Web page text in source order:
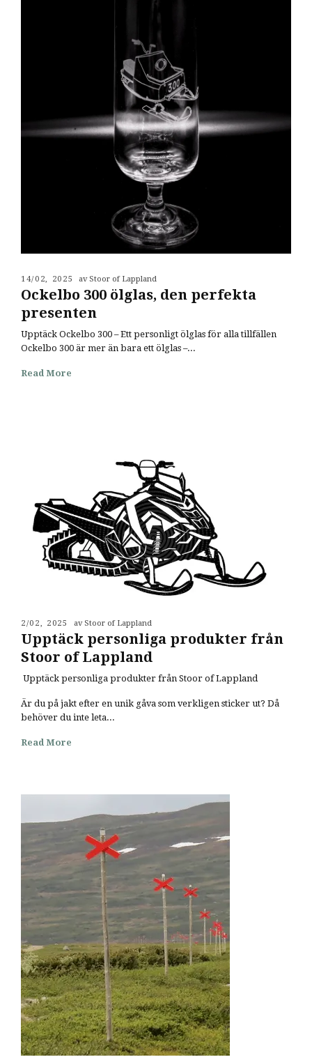
14/02, 2025 av Stoor of Lappland
Ockelbo 300 ölglas, den perfekta
presenten
Upptäck Ockelbo 300 – Ett personligt ölglas för alla tillfällen
Ockelbo 300 är mer än bara ett ölglas –...
Read More
2/02, 2025 av Stoor of Lappland
Upptäck personliga produkter från
Stoor of Lappland
Upptäck personliga produkter från Stoor of Lappland
Är du på jakt efter en unik gåva som verkligen sticker ut? Då
behöver du inte leta...
Read More